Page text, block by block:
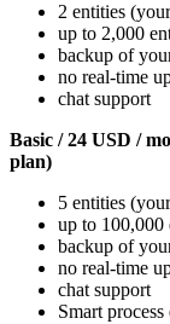
2 entities
up to 2,000
backup of
no real-time
chat support
Basic / 24 USD /
plan)
5 entities
up to 100,000
backup of
no real-time
chat support
Smart